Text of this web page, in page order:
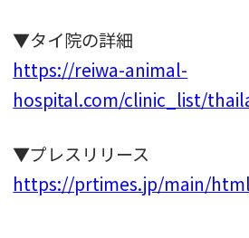
▼タイ院の詳細
https://reiwa-animal-
hospital.com/clinic_list/
▼プレスリリース
https://prtimes.jp/main/